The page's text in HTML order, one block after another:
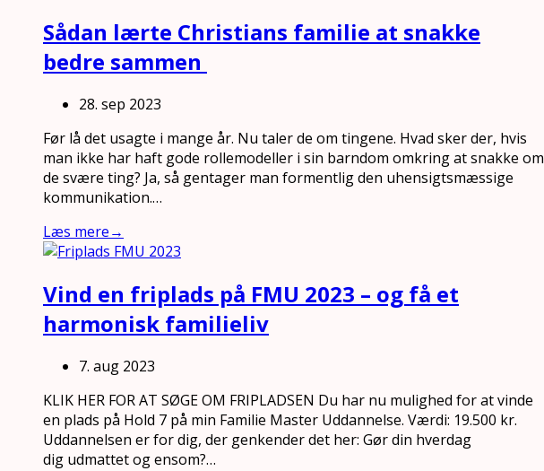
Sådan lærte Christians familie at snakke
bedre sammen
28. sep 2023
Før lå det usagte i mange år. Nu taler de om tingene. Hvad sker der, hvis
man ikke har haft gode rollemodeller i sin barndom omkring at snakke om
de svære ting? Ja, så gentager man formentlig den uhensigtsmæssige
kommunikation.…
Læs mere→
Vind en friplads på FMU 2023 – og få et
harmonisk familieliv
7. aug 2023
KLIK HER FOR AT SØGE OM FRIPLADSEN Du har nu mulighed for at vinde
en plads på Hold 7 på min Familie Master Uddannelse. Værdi: 19.500 kr.
Uddannelsen er for dig, der genkender det her: Gør din hverdag
dig udmattet og ensom?…